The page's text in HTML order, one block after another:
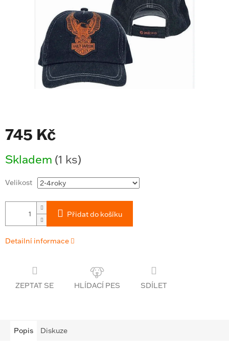
745 Kč
cena:
Skladem (1 ks)
Velikost
Přidat do košíku
Detailní informace
ZEPTAT SE SDÍLET
Popis Diskuze